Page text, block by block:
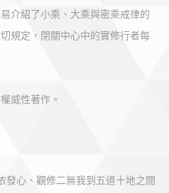
介紹了小乘、大乘與密乘戒律的
規定，閉關中心中的實修行者每
威性著作。
發心、觀修二無我到五道十地之間